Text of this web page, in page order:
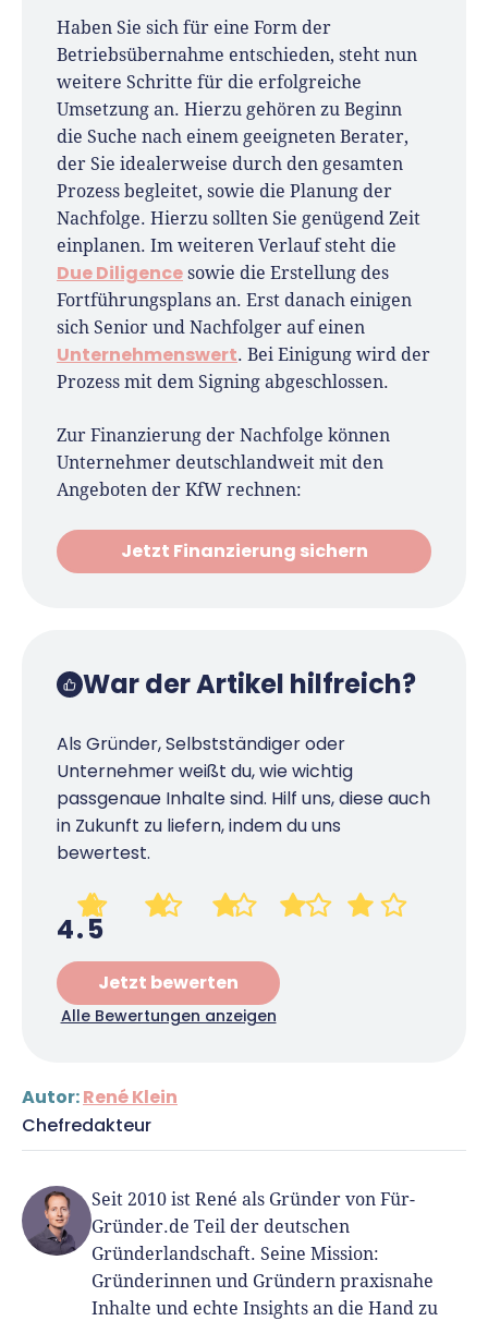
Haben Sie sich für eine Form der
Betriebsübernahme entschieden, steht nun
weitere Schritte für die erfolgreiche
Umsetzung an. Hierzu gehören zu Beginn
die Suche nach einem geeigneten Berater,
der Sie idealerweise durch den gesamten
Prozess begleitet, sowie die Planung der
Nachfolge. Hierzu sollten Sie genügend Zeit
einplanen. Im weiteren Verlauf steht die
Due Diligence sowie die Erstellung des
Fortführungsplans an. Erst danach einigen
sich Senior und Nachfolger auf einen
Unternehmenswert. Bei Einigung wird der
Prozess mit dem Signing abgeschlossen.
Zur Finanzierung der Nachfolge können
Unternehmer deutschlandweit mit den
Angeboten der KfW rechnen:
Jetzt Finanzierung sichern
War der Artikel hilfreich?
Als Gründer, Selbstständiger oder
Unternehmer weißt du, wie wichtig
passgenaue Inhalte sind. Hilf uns, diese auch
in Zukunft zu liefern, indem du uns
bewertest.
4.5
Jetzt bewerten
Alle Bewertungen anzeigen
Autor:René Klein
Chefredakteur
Seit 2010 ist René als Gründer von Für-
Gründer.de Teil der deutschen
Gründerlandschaft. Seine Mission:
Gründerinnen und Gründern praxisnahe
Inhalte und echte Insights an die Hand zu